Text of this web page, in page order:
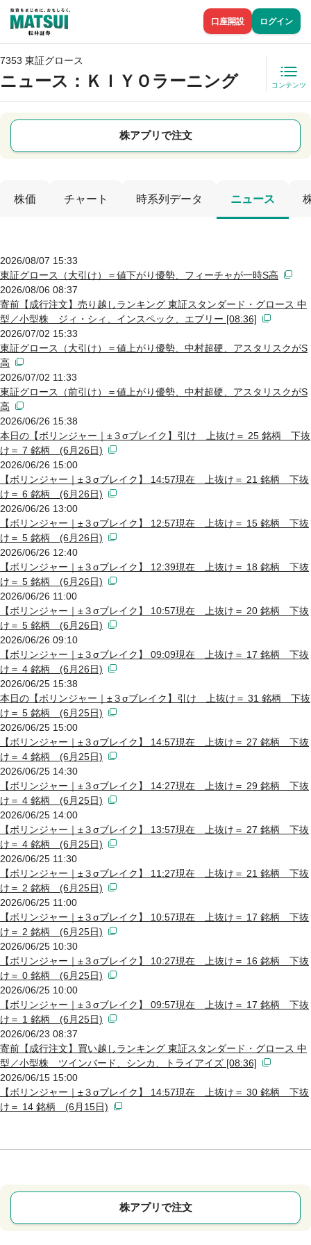
口座開設 ログイン
7353 東証グロース
ニュース ：ＫＩＹＯラーニング コンテンツ
株アプリで注文
株価 チャート 時系列データ ニュース
2026/08/07 15:33
東証グロース（大引け）＝値下がり優勢、フィーチャが一時S高
2026/08/06 08:37
寄前【成行注文】売り越しランキング 東証スタンダード・グロース 中
型／小型株 ジィ・シィ、インスペック、エブリー [08:36]
2026/07/02 15:33
東証グロース（大引け）＝値上がり優勢、中村超硬、アスタリスクがS
高
2026/07/02 11:33
東証グロース（前引け）＝値上がり優勢、中村超硬、アスタリスクがS
高
2026/06/26 15:38
本日の【ボリンジャー｜±３σブレイク】引け 上抜け＝ 25 銘柄 下抜
け＝ 7 銘柄 (6月26日)
2026/06/26 15:00
【ボリンジャー｜±３σブレイク】 14:57現在 上抜け＝ 21 銘柄 下抜
け＝ 6 銘柄 (6月26日)
2026/06/26 13:00
【ボリンジャー｜±３σブレイク】 12:57現在 上抜け＝ 15 銘柄 下抜
け＝ 5 銘柄 (6月26日)
2026/06/26 12:40
【ボリンジャー｜±３σブレイク】 12:39現在 上抜け＝ 18 銘柄 下抜
け＝ 5 銘柄 (6月26日)
2026/06/26 11:00
【ボリンジャー｜±３σブレイク】 10:57現在 上抜け＝ 20 銘柄 下抜
け＝ 5 銘柄 (6月26日)
2026/06/26 09:10
【ボリンジャー｜±３σブレイク】 09:09現在 上抜け＝ 17 銘柄 下抜
け＝ 4 銘柄 (6月26日)
2026/06/25 15:38
本日の【ボリンジャー｜±３σブレイク】引け 上抜け＝ 31 銘柄 下抜
け＝ 5 銘柄 (6月25日)
2026/06/25 15:00
【ボリンジャー｜±３σブレイク】 14:57現在 上抜け＝ 27 銘柄 下抜
け＝ 4 銘柄 (6月25日)
2026/06/25 14:30
【ボリンジャー｜±３σブレイク】 14:27現在 上抜け＝ 29 銘柄 下抜
け＝ 4 銘柄 (6月25日)
2026/06/25 14:00
【ボリンジャー｜±３σブレイク】 13:57現在 上抜け＝ 27 銘柄 下抜
け＝ 4 銘柄 (6月25日)
2026/06/25 11:30
【ボリンジャー｜±３σブレイク】 11:27現在 上抜け＝ 21 銘柄 下抜
け＝ 2 銘柄 (6月25日)
2026/06/25 11:00
【ボリンジャー｜±３σブレイク】 10:57現在 上抜け＝ 17 銘柄 下抜
け＝ 2 銘柄 (6月25日)
2026/06/25 10:30
【ボリンジャー｜±３σブレイク】 10:27現在 上抜け＝ 16 銘柄 下抜
け＝ 0 銘柄 (6月25日)
2026/06/25 10:00
【ボリンジャー｜±３σブレイク】 09:57現在 上抜け＝ 17 銘柄 下抜
け＝ 1 銘柄 (6月25日)
2026/06/23 08:37
寄前【成行注文】買い越しランキング 東証スタンダード・グロース 中
型／小型株 ツインバード、シンカ、トライアイズ [08:36]
2026/06/15 15:00
【ボリンジャー｜±３σブレイク】 14:57現在 上抜け＝ 30 銘柄 下抜
け＝ 14 銘柄 (6月15日)
株アプリで注文